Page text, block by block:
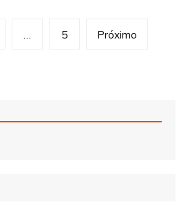
… 5 Próximo